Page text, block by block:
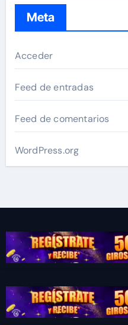
Meta
Acceder
Feed de entradas
Feed de comentarios
WordPress.org